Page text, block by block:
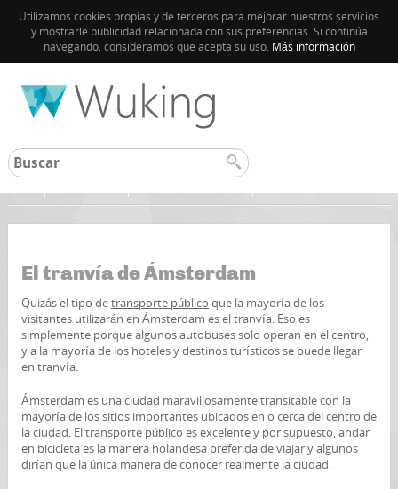
Utilizamos cookies propias y de terceros para mejorar nuestros servicios
y mostrarle publicidad relacionada con sus preferencias. Si continúa
navegando, consideramos que acepta su uso. Más información
El tranvía de Ámsterdam
Quizás el tipo detransporte público que la mayoría de los
visitantes utilizarán en Ámsterdam es el tranvía. Eso es
simplemente porque algunos autobuses solo operan en el centro,
y a la mayoría de los hoteles y destinos turísticos se puede llegar
en tranvía.
Ámsterdam es una ciudad maravillosamente transitable con la
mayoría de los sitios importantes ubicados en o cerca del centro de
la ciudad. El transporte público es excelente y por supuesto, andar
en bicicleta es la manera holandesa preferida de viajar y algunos
dirían que la única manera de conocer realmente la ciudad.